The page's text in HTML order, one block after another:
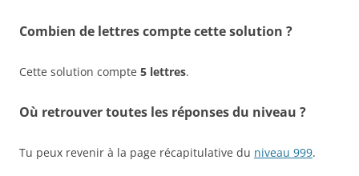
Combien de lettres compte cette solution ?
Cette solution compte 5 lettres.
Où retrouver toutes les réponses du niveau ?
Tu peux revenir à la page récapitulative du niveau 999.